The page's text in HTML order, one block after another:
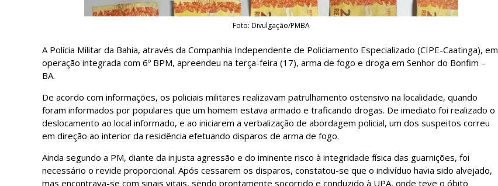
Foto: Divulgação/PMBA
A Polícia Militar da Bahia, através da Companhia Independente de Policiamento Especializado (CIPE-Caatinga), em
operação integrada com 6º BPM, apreendeu na terça-feira (17), arma de fogo e droga em Senhor do Bonfim –
BA.
De acordo com informações, os policiais militares realizavam patrulhamento ostensivo na localidade, quando
foram informados por populares que um homem estava armado e traficando drogas. De imediato foi realizado o
deslocamento ao local informado, e ao iniciarem a verbalização de abordagem policial, um dos suspeitos correu
em direção ao interior da residência efetuando disparos de arma de fogo.
Ainda segundo a PM, diante da injusta agressão e do iminente risco à integridade física das guarnições, foi
necessário o revide proporcional. Após cessarem os disparos, constatou-se que o indivíduo havia sido alvejado,
mas encontrava-se com sinais vitais, sendo prontamente socorrido e conduzido à UPA, onde teve o óbito